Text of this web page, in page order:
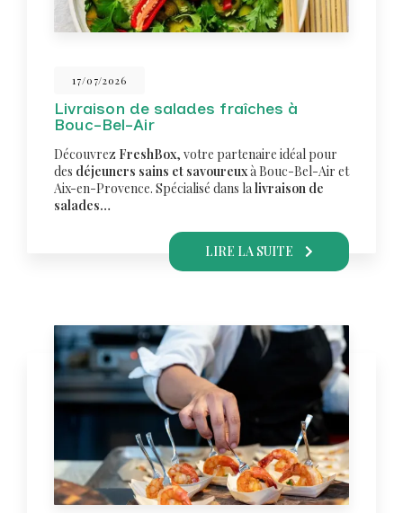
17/07/2026
Livraison de salades fraîches à
Bouc-Bel-Air
Découvrez FreshBox, votre partenaire idéal pour
des déjeuners sains et savoureuxà Bouc-Bel-Air et
Aix-en-Provence. Spécialisé dans lalivraison de
salades…
LIRE LA SUITE